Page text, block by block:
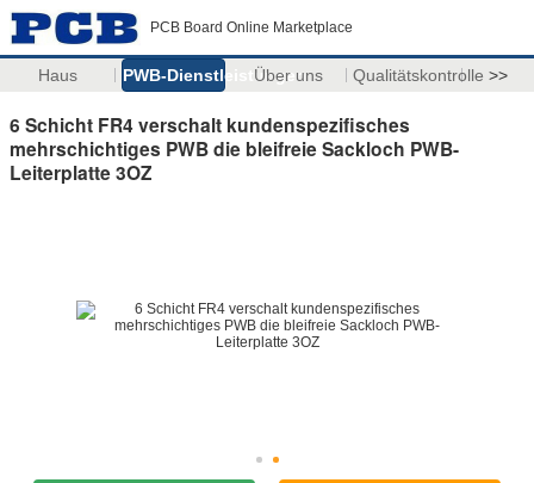
PCB Board Online Marketplace
Haus PWB-Dienstleistungen
Über uns Qualitätskontrolle >>
6 Schicht FR4 verschalt kundenspezifisches
mehrschichtiges PWB die bleifreie Sackloch PWB-
Leiterplatte 3OZ